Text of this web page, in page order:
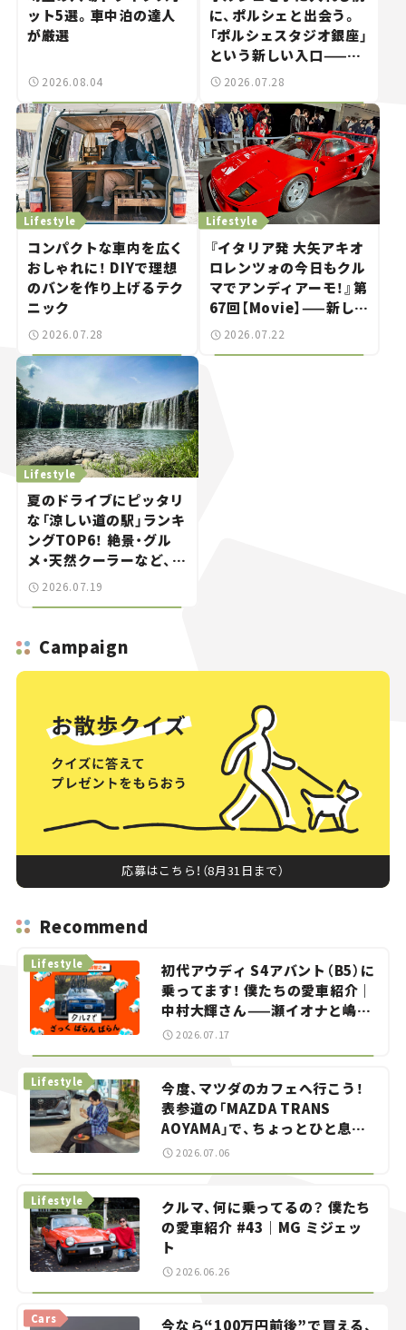
ット5選。車中泊の達人
が厳選
2026.08.04
に、ポルシェと出会う。
「ポルシェスタジオ銀座」
という新しい入口——連
載｜CCGとクルマでどう
2026.07.28
Lifestyle
コンパクトな車内を広く
おしゃれに！ DIYで理想
のバンを作り上げるテク
ニック
2026.07.28
Lifestyle
『イタリア発 大矢アキオ
ロレンツォの今日もクル
マでアンディアーモ！』第
67回【Movie】——新しい
スーパーカーショーで起
2026.07.22
Lifestyle
夏のドライブにピッタリ
な「涼しい道の駅」ランキ
ングTOP6！ 絶景・グル
メ・天然クーラーなど、避
暑におすすめのスポット
2026.07.19
Campaign
応募はこちら！（8月31日まで）
Recommend
初代アウディ S4アバント（B5）に
乗ってます！ 僕たちの愛車紹介｜
中村大輝さん——瀬イオナと嶋田
智之の「クルマでざっくばらんば
Lifestyle
2026.07.17
今度、マツダのカフェへ行こう！
表参道の「MAZDA TRANS
AOYAMA」で、ちょっとひと息。
——連載｜CCGとクルマでどうす
る？＜第13回＞
Lifestyle
2026.07.06
クルマ、何に乗ってるの？ 僕たち
の愛車紹介 #43｜MG ミジェッ
ト
Lifestyle
2026.06.26
今なら“100万円前後”で買える、
Cars